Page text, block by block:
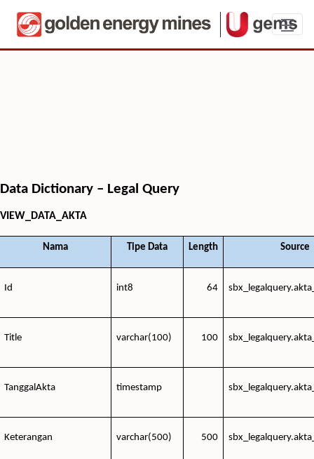
UBoard Data Dictionary - Legal Query
Data Dictionary – Legal Query
VIEW_DATA_AKTA
Nama Tipe Data Length Source
Id int8 64
Title varchar(100) 100
TanggalAkta timestamp
Keterangan varchar(500) 500